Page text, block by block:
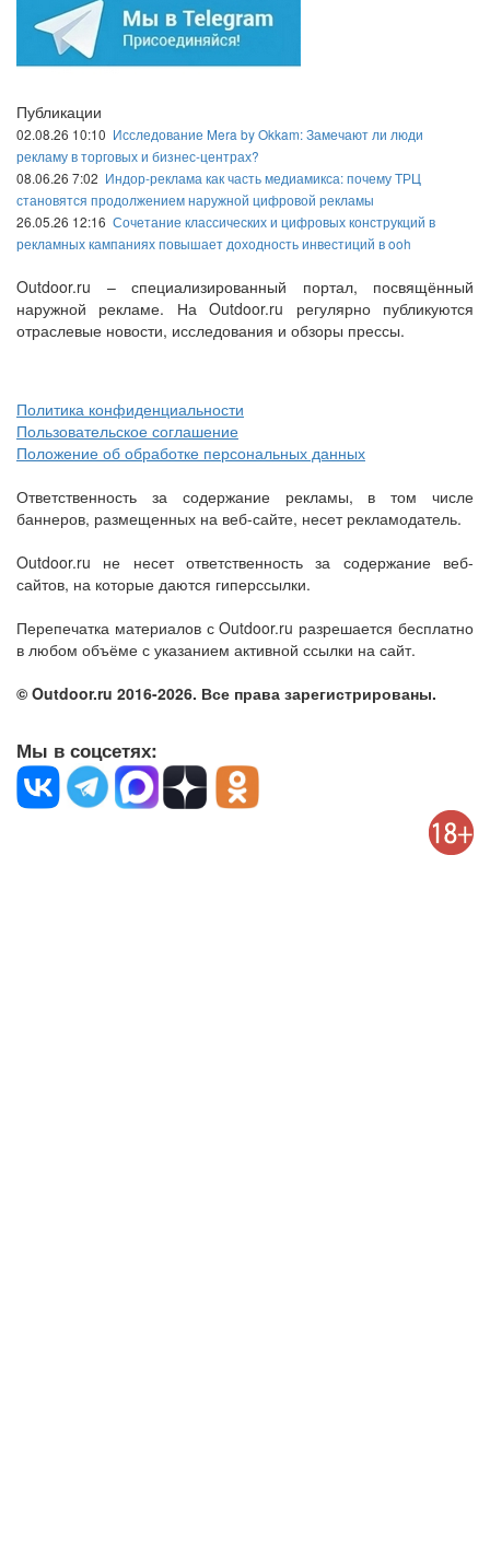
Публикации
02.08.26 10:10 Исследование Mera by Okkam: Замечают ли люди
рекламу в торговых и бизнес-центрах?
08.06.26 7:02 Индор-реклама как часть медиамикса: почему ТРЦ
становятся продолжением наружной цифровой рекламы
26.05.26 12:16 Сочетание классических и цифровых конструкций в
рекламных кампаниях повышает доходность инвестиций в ooh
Outdoor.ru – специализированный портал, посвящённый
наружной рекламе. На Outdoor.ru регулярно публикуются
отраслевые новости, исследования и обзоры прессы.
Политика конфиденциальности
Пользовательское соглашение
Положение об обработке персональных данных
Ответственность за содержание рекламы, в том числе
баннеров, размещенных на веб-сайте, несет рекламодатель.
Outdoor.ru не несет ответственность за содержание веб-
сайтов, на которые даются гиперссылки.
Перепечатка материалов с Outdoor.ru разрешается бесплатно
в любом объёме с указанием активной ссылки на сайт.
© Outdoor.ru 2016-2026. Все права зарегистрированы.
Мы в соцсетях: